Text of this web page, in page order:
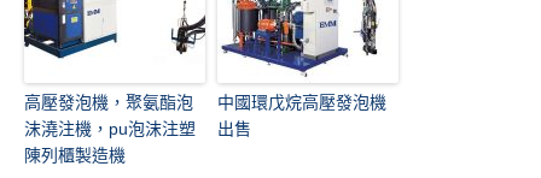
高壓發泡機，聚氨酯泡
沫澆注機，pu泡沫注塑
陳列櫃製造機
中國環戊烷高壓發泡機
出售